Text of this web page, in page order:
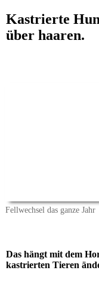
Kastrierte
über haaren.
Fellwechsel das ganze Jahr
Das hängt mit dem
kastrierten Tieren